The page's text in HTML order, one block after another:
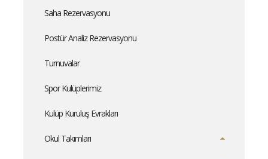
Saha Rezervasyonu
Postür Analiz Rezervasyonu
Turnuvalar
Spor Kulüplerimiz
Kulüp Kuruluş Evrakları
Okul Takımları